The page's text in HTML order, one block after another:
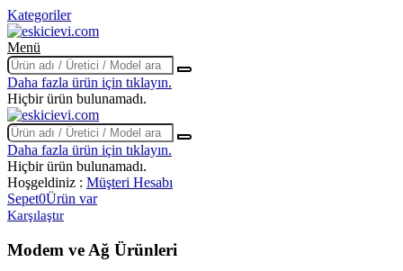
Kategoriler
Menü
Daha fazla ürün için tıklayın.
Hiçbir ürün bulunamadı.
Daha fazla ürün için tıklayın.
Hiçbir ürün bulunamadı.
Hoşgeldiniz : Müşteri Hesabı
Sepet0Ürün var
Karşılaştır
Modem ve Ağ Ürünleri